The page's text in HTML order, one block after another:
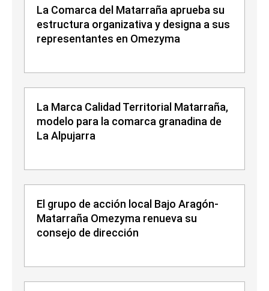
La Comarca del Matarraña aprueba su
estructura organizativa y designa a sus
representantes en Omezyma
La Marca Calidad Territorial Matarraña,
modelo para la comarca granadina de
La Alpujarra
El grupo de acción local Bajo Aragón-
Matarraña Omezyma renueva su
consejo de dirección